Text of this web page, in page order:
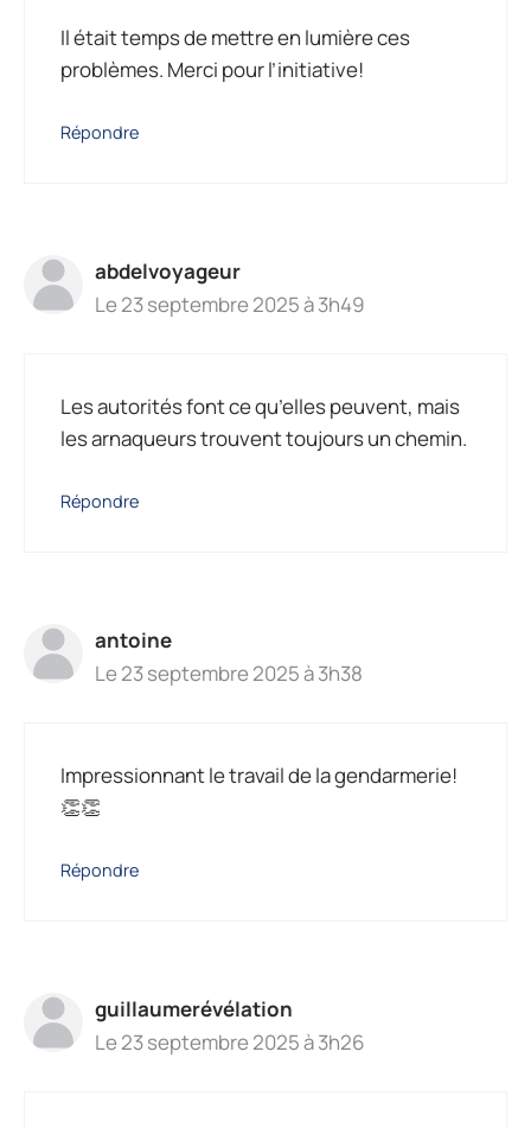
Il était temps de mettre en lumière ces
problèmes. Merci pour l’initiative!
Répondre
abdelvoyageur
Le 23 septembre 2025 à 3h49
Les autorités font ce qu’elles peuvent, mais
les arnaqueurs trouvent toujours un chemin.
Répondre
antoine
Le 23 septembre 2025 à 3h38
Impressionnant le travail de la gendarmerie!
👏👏
Répondre
guillaumerévélation
Le 23 septembre 2025 à 3h26